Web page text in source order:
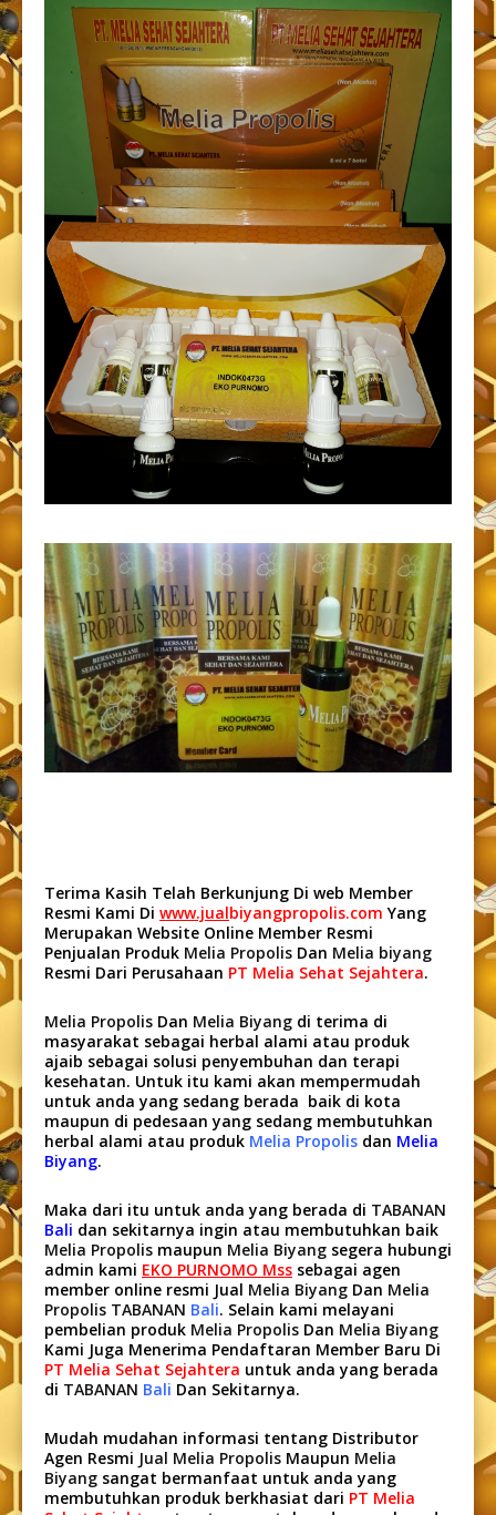
Terima Kasih Telah Berkunjung Di web Member
Resmi Kami Di www.jualbiyangpropolis.com Yang
Merupakan Website Online Member Resmi
Penjualan Produk Melia Propolis Dan Melia biyang
Resmi Dari Perusahaan PT Melia Sehat Sejahtera.
Melia Propolis Dan Melia Biyang di terima di
masyarakat sebagai herbal alami atau produk
ajaib sebagai solusi penyembuhan dan terapi
kesehatan. Untuk itu kami akan mempermudah
untuk anda yang sedang berada baik di kota
maupun di pedesaan yang sedang membutuhkan
herbal alami atau produk Melia Propolis dan Melia
Biyang.
Maka dari itu untuk anda yang berada di TABANAN
Bali dan sekitarnya ingin atau membutuhkan baik
Melia Propolis maupun Melia Biyang segera hubungi
admin kami EKO PURNOMO Mss sebagai agen
member online resmi Jual Melia Biyang Dan Melia
Propolis TABANAN Bali. Selain kami melayani
pembelian produk Melia Propolis Dan Melia Biyang
Kami Juga Menerima Pendaftaran Member Baru Di
PT Melia Sehat Sejahtera untuk anda yang berada
di TABANAN Bali Dan Sekitarnya.
Mudah mudahan informasi tentang Distributor
Agen Resmi Jual Melia Propolis Maupun Melia
Biyang sangat bermanfaat untuk anda yang
membutuhkan produk berkhasiat dari PT Melia